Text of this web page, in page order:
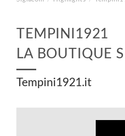
TEMPINI1921
LA BOUTIQUE
Tempini1921.it